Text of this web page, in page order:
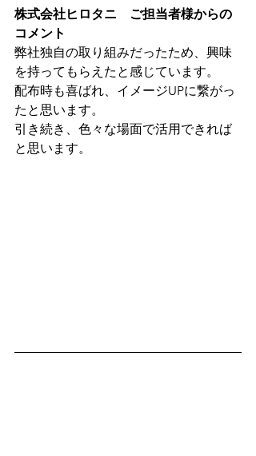
株式会社ヒロタニ　ご担当者様からの
コメント
弊社独自の取り組みだったため、興味
を持ってもらえたと感じています。
配布時も喜ばれ、イメージUPに繋がっ
たと思います。
引き続き、色々な場面で活用できれば
と思います。